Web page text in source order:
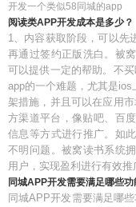
开发一个类似58同城的app
阅读类APP开发成本是多少？
1、内容获取阶段，可以先
再通过签约正版洗白。被
可以提供一定的帮助。不
app的一个难题，尤其是
架措施，并且可以在应用
方渠道平台，像贴吧、百
信息等方式进行推广。如
不明问题。被窝读书系统
用户，实现盈利进行有效推
同城APP开发需要满足哪些
同城APP开发需要满足哪